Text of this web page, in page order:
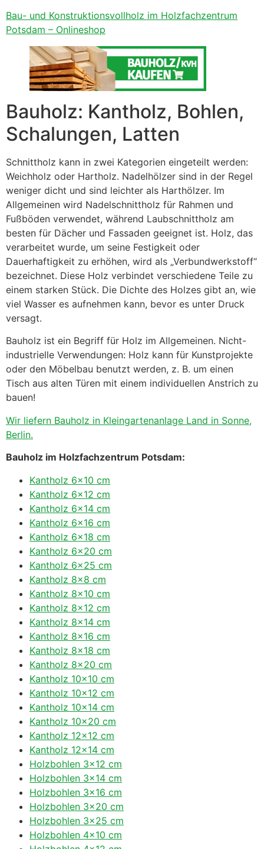
Bau- und Konstruktionsvollholz im Holzfachzentrum
Potsdam – Onlineshop
Bauholz: Kantholz, Bohlen,
Schalungen, Latten
Schnittholz kann in zwei Kategorien eingeteilt werden:
Weichholz oder Hartholz. Nadelhölzer sind in der Regel
weniger dicht und sind leichter als Harthölzer. Im
Allgemeinen wird Nadelschnittholz für Rahmen und
Fußböden verwendet, während Laubschnittholz am
besten für Dächer und Fassaden geeignet ist. Holz, das
verarbeitet wurde, um seine Festigkeit oder
Dauerhaftigkeit zu erhöhen, wird als „Verbundwerkstoff“
bezeichnet. Diese Holz verbindet verschiedene Teile zu
einem starken Stück. Die Dichte des Holzes gibt an, wie
viel Wasser es aufnehmen kann, bevor es unter Druck
versagt.
Bauholz ist ein Begriff für Holz im Allgemeinen. Nicht-
industrielle Verwendungen: Holz kann für Kunstprojekte
oder den Möbelbau benutzt werden, z. B. um einen
Tisch aus alten Türen mit einem individuellen Anstrich zu
bauen!
Wir liefern Bauholz in Kleingartenanlage Land in Sonne,
Berlin.
Bauholz im Holzfachzentrum Potsdam:
Kantholz 6×10 cm
Kantholz 6×12 cm
Kantholz 6×14 cm
Kantholz 6×16 cm
Kantholz 6×18 cm
Kantholz 6×20 cm
Kantholz 6×25 cm
Kantholz 8×8 cm
Kantholz 8×10 cm
Kantholz 8×12 cm
Kantholz 8×14 cm
Kantholz 8×16 cm
Kantholz 8×18 cm
Kantholz 8×20 cm
Kantholz 10×10 cm
Kantholz 10×12 cm
Kantholz 10×14 cm
Kantholz 10×20 cm
Kantholz 12×12 cm
Kantholz 12×14 cm
Holzbohlen 3×12 cm
Holzbohlen 3×14 cm
Holzbohlen 3×16 cm
Holzbohlen 3×20 cm
Holzbohlen 3×25 cm
Holzbohlen 4×10 cm